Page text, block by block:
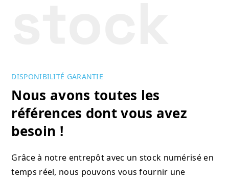
DISPONIBILITÉ GARANTIE
Nous avons toutes les
références dont vous avez
besoin !
Grâce à notre entrepôt avec un stock numérisé en
temps réel, nous pouvons vous fournir une